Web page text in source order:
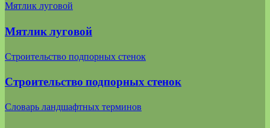
Мятлик луговой
Мятлик луговой
Строительство подпорных стенок
Строительство подпорных стенок
Словарь ландшафтных терминов